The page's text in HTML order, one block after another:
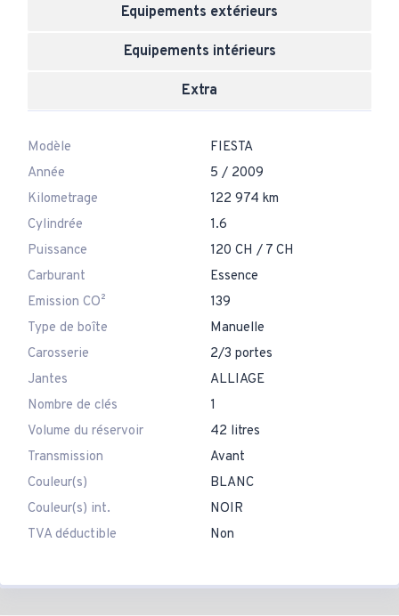
Equipements extérieurs
Equipements intérieurs
Extra
Modèle
FIESTA
Année
5 / 2009
Kilometrage
122 974 km
Cylindrée
1.6
Puissance
120 CH / 7 CH
Carburant
Essence
Emission CO²
139
Type de boîte
Manuelle
Carosserie
2/3 portes
Jantes
ALLIAGE
Nombre de clés
1
Volume du réservoir
42 litres
Transmission
Avant
Couleur(s)
BLANC
Couleur(s) int.
NOIR
TVA déductible
Non